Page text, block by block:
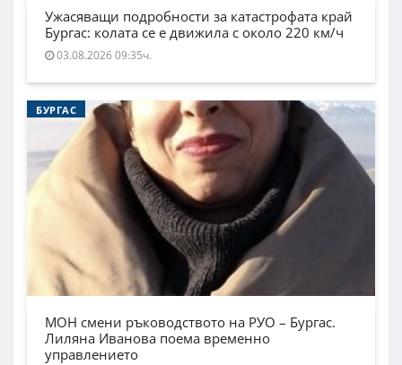
Ужасяващи подробности за катастрофата край
Бургас: колата се е движила с около 220 км/ч
03.08.2026 09:35ч.
БУРГАС
МОН смени ръководството на РУО – Бургас.
Лиляна Иванова поема временно
управлението